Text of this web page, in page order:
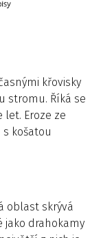
křovisky
stromu. Říká se
let. Eroze ze
košatou
oblast skrývá
jako drahokamy